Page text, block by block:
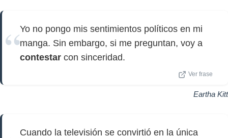
Yo no pongo mis sentimientos políticos en mi
manga. Sin embargo, si me preguntan, voy a
contestar con sinceridad.
Ver frase
Eartha Kitt
Cuando la televisión se convirtió en la única